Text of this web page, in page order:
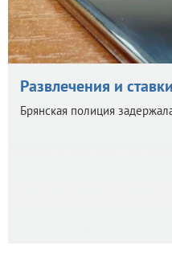
Развлечения и
Брянская полиция